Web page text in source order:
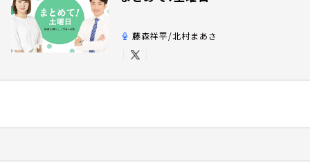
藤森祥平/北村まあさ